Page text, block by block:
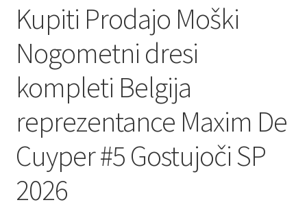
Kupiti Prodajo Moški
Nogometni dresi
kompleti Belgija
reprezentance Maxim De
Cuyper #5 Gostujoči SP
2026